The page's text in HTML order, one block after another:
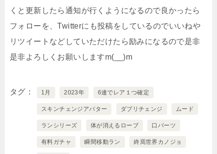
くと更新したら通知が行くようになるので良かったら
フォローを、Twitterにも投稿をしているのでいいねや
リツイートなどしていただけたら励みになるので是非
是非よろしくお願いしますm(__)m
タグ 1月 2023年 6連でレア１つ確定
スキンチェンジアバター ダブリチェンジ ムード
ランシリーズ 体が消えるローブ 口パーツ
有料ガチャ 瞬間移動ラン 終焉世界カノジョ